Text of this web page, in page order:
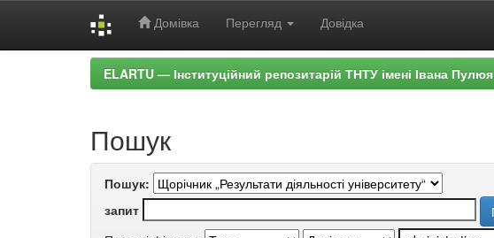
Домівка Перегляд Довідка
ELARTU — Інституційний репозитарій ТНТУ імені Івана Пулюя
Пошук
Пошук:
запит